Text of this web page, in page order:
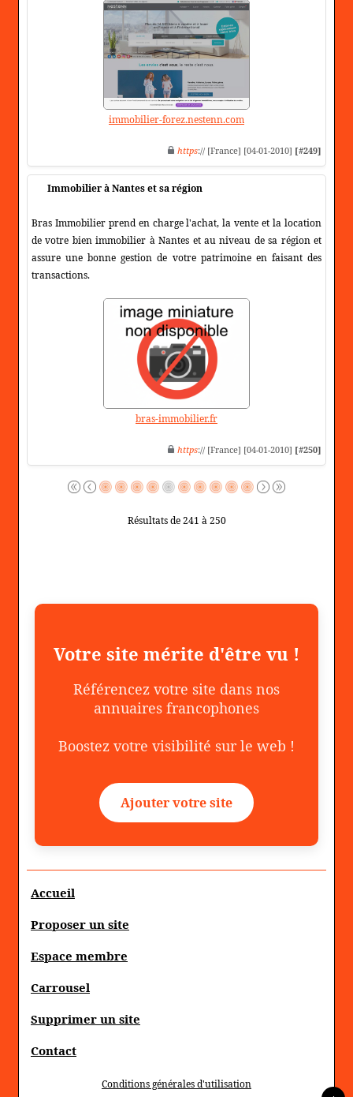
immobilier-forez.nestenn.com
https:// [France] [04-01-2010] [#249]
Immobilier à Nantes et sa région
Bras Immobilier prend en charge l'achat, la vente et la location
de votre bien immobilier à Nantes et au niveau de sa région et
assure une bonne gestion de votre patrimoine en faisant des
transactions.
bras-immobilier.fr
https:// [France] [04-01-2010] [#250]
Résultats de 241 à 250
Votre site mérite d'être vu !
Référencez votre site dans nos
annuaires francophones
Boostez votre visibilité sur le web !
Ajouter votre site
Accueil
Proposer un site
Espace membre
Carrousel
Supprimer un site
Contact
Conditions générales d'utilisation